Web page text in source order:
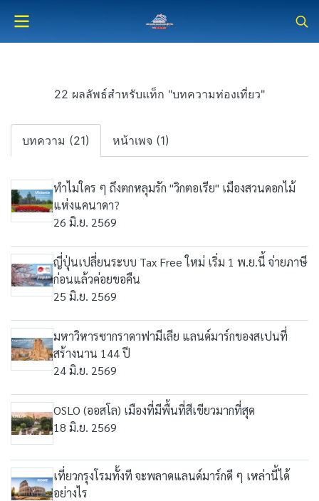
22 ผลลัพธ์สำหรับแท็ก "บทความท่องเที่ยว"
บทความ (21) หน้าเพจ (1)
ทำไมใคร ๆ ถึงตกหลุมรัก "วิกตอเรีย" เมืองสวนดอกไม้
แห่งแคนาดา?
26 มิ.ย. 2569
ญี่ปุ่นเปลี่ยนระบบ Tax Free ใหม่ เริ่ม 1 พ.ย.นี้ จ่ายภาษี
ก่อนแล้วค่อยขอคืน
25 มิ.ย. 2569
มหาวิหารซากราดาฟามีเลีย แลนด์มาร์กของสเปนที่
สร้างนาน 144 ปี
24 มิ.ย. 2569
OSLO (ออสโล) เมืองที่มีพื้นที่สีเขียวมากที่สุด
18 มิ.ย. 2569
เที่ยวกรุงโรมทั้งที จะพลาดแลนด์มาร์กดี ๆ เหล่านี้ได้
อย่างไร